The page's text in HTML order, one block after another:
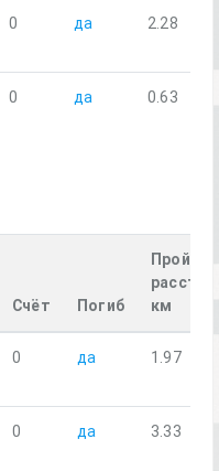
0 да 2.28
0 да 0.63
Счёт Погиб
км
0 да 1.97
0 да 3.33